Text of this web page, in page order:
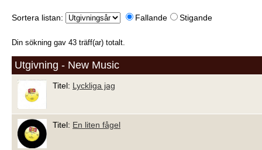
Sortera listan: Fallande Stigande
Din sökning gav 43 träff(ar) totalt.
Utgivning - New Music
Titel: Lyckliga jag
Titel: En liten fågel